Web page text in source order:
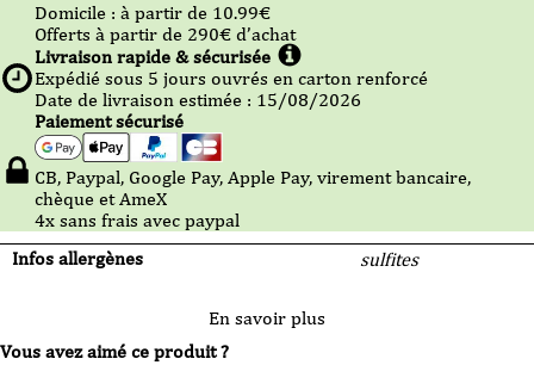
Infos allergènes sulfites
Domicile : à partir de 10.99€
Offerts à partir de 290€ d’achat
Livraison rapide & sécurisée
Expédié sous 5 jours ouvrés en carton renforcé
Date de livraison estimée : 15/08/2026
Paiement sécurisé
CB, Paypal, Google Pay, Apple Pay, virement bancaire,
chèque et AmeX
4x sans frais avec paypal
En savoir plus
Vous avez aimé ce produit ?